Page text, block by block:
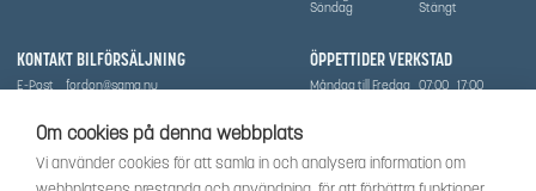
Om cookies på denna webbplats
Vi använder cookies för att samla in och analysera information om
Söndag
Stängt
ÖPPETTIDER VERKSTAD
Måndag till Fredag 07:00 17:00
KONTAKT BILFÖRSÄLJNING
E-Post
fordon@sama.nu
Vi har sedan 1970-talet levererat skog-och trädgårdsprodukter till Uppsala med omnejd. Vi